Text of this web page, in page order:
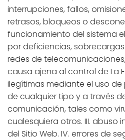
interrupciones, fallos,
retrasos, bloqueos o
funcionamiento del sistema
por deficiencias,
redes de
causa ajena al control de La
ilegítimas mediante el uso
de cualquier tipo y a través
comunicación, tales como
cualesquiera otros. III.
del Sitio Web. IV. errores de